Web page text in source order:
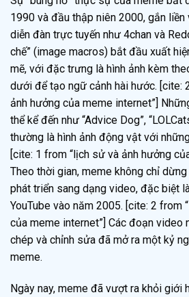
1990 và đầu thập niên 2000, gắn
diễn đàn trực tuyến như 4chan và
chế” (image macros) bắt đầu xuất
mẽ, với đặc trưng là hình ảnh kèm
dưới để tạo ngữ cảnh hài hước. [cite:
ảnh hưởng của meme internet”]
thể kể đến như “Advice Dog”,
thường là hình ảnh động vật với
[cite: 1 from “lịch sử và ảnh hưởng
Theo thời gian, meme không chỉ
phát triển sang dạng video, đặc biệt
YouTube vào năm 2005. [cite: 2 from
của meme internet”] Các đoạn video
chép và chỉnh sửa đã mở ra một kỷ
meme.
Ngày nay, meme đã vượt ra khỏi giới